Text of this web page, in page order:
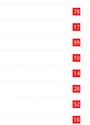
78
17
99
10
14
28
52
18